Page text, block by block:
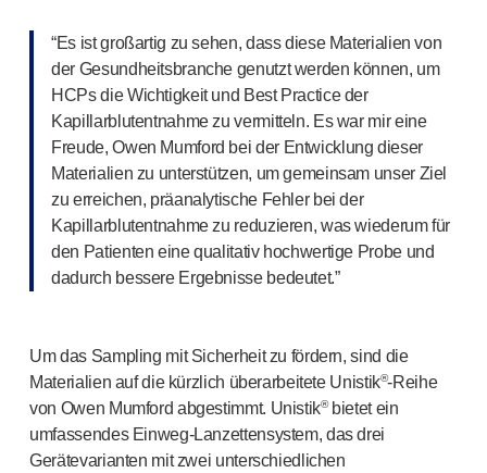
“Es ist großartig zu sehen, dass diese Materialien von
der Gesundheitsbranche genutzt werden können, um
HCPs die Wichtigkeit und Best Practice der
Kapillarblutentnahme zu vermitteln. Es war mir eine
Freude, Owen Mumford bei der Entwicklung dieser
Materialien zu unterstützen, um gemeinsam unser Ziel
zu erreichen, präanalytische Fehler bei der
Kapillarblutentnahme zu reduzieren, was wiederum für
den Patienten eine qualitativ hochwertige Probe und
dadurch bessere Ergebnisse bedeutet.”
Um das Sampling mit Sicherheit zu fördern, sind die
Materialien auf die kürzlich überarbeitete Unistik®-Reihe
von Owen Mumford abgestimmt. Unistik®bietet ein
umfassendes Einweg-Lanzettensystem, das drei
Gerätevarianten mit zwei unterschiedlichen